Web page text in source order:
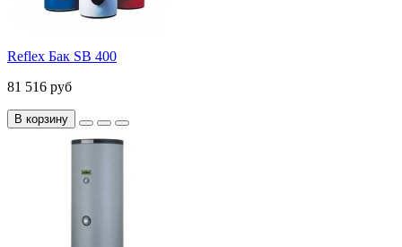
Reflex Бак SB 400
81 516 руб
В корзину